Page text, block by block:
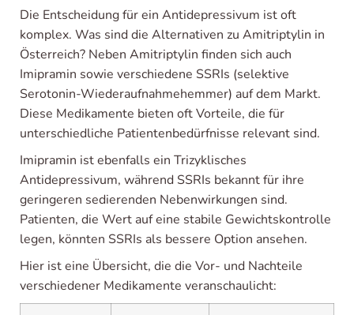
Die Entscheidung für ein Antidepressivum ist oft
komplex. Was sind die Alternativen zu Amitriptylin in
Österreich? Neben Amitriptylin finden sich auch
Imipramin sowie verschiedene SSRIs (selektive
Serotonin-Wiederaufnahmehemmer) auf dem Markt.
Diese Medikamente bieten oft Vorteile, die für
unterschiedliche Patientenbedürfnisse relevant sind.
Imipramin ist ebenfalls ein Trizyklisches
Antidepressivum, während SSRIs bekannt für ihre
geringeren sedierenden Nebenwirkungen sind.
Patienten, die Wert auf eine stabile Gewichtskontrolle
legen, könnten SSRIs als bessere Option ansehen.
Hier ist eine Übersicht, die die Vor- und Nachteile
verschiedener Medikamente veranschaulicht: